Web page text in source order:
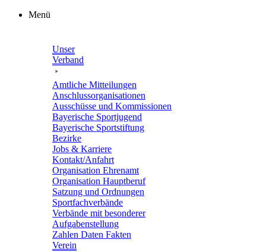
Zum
Menü
Unser
Verband
Amtli­che Mitteilungen
Anschluss­or­ga­ni­sa­tio­nen
Ausschüsse und Kommissionen
Baye­ri­sche Sportjugend
Baye­ri­sche Sportstiftung
Bezirke
Jobs & Karriere
Kontakt/​​Anfahrt
Orga­ni­sa­tion Ehrenamt
Orga­ni­sa­tion Hauptberuf
Satzung und Ordnungen
Sport­fach­ver­bände
Verbände mit beson­de­rer
Aufgabenstellung
Zahlen Daten Fakten
Verein